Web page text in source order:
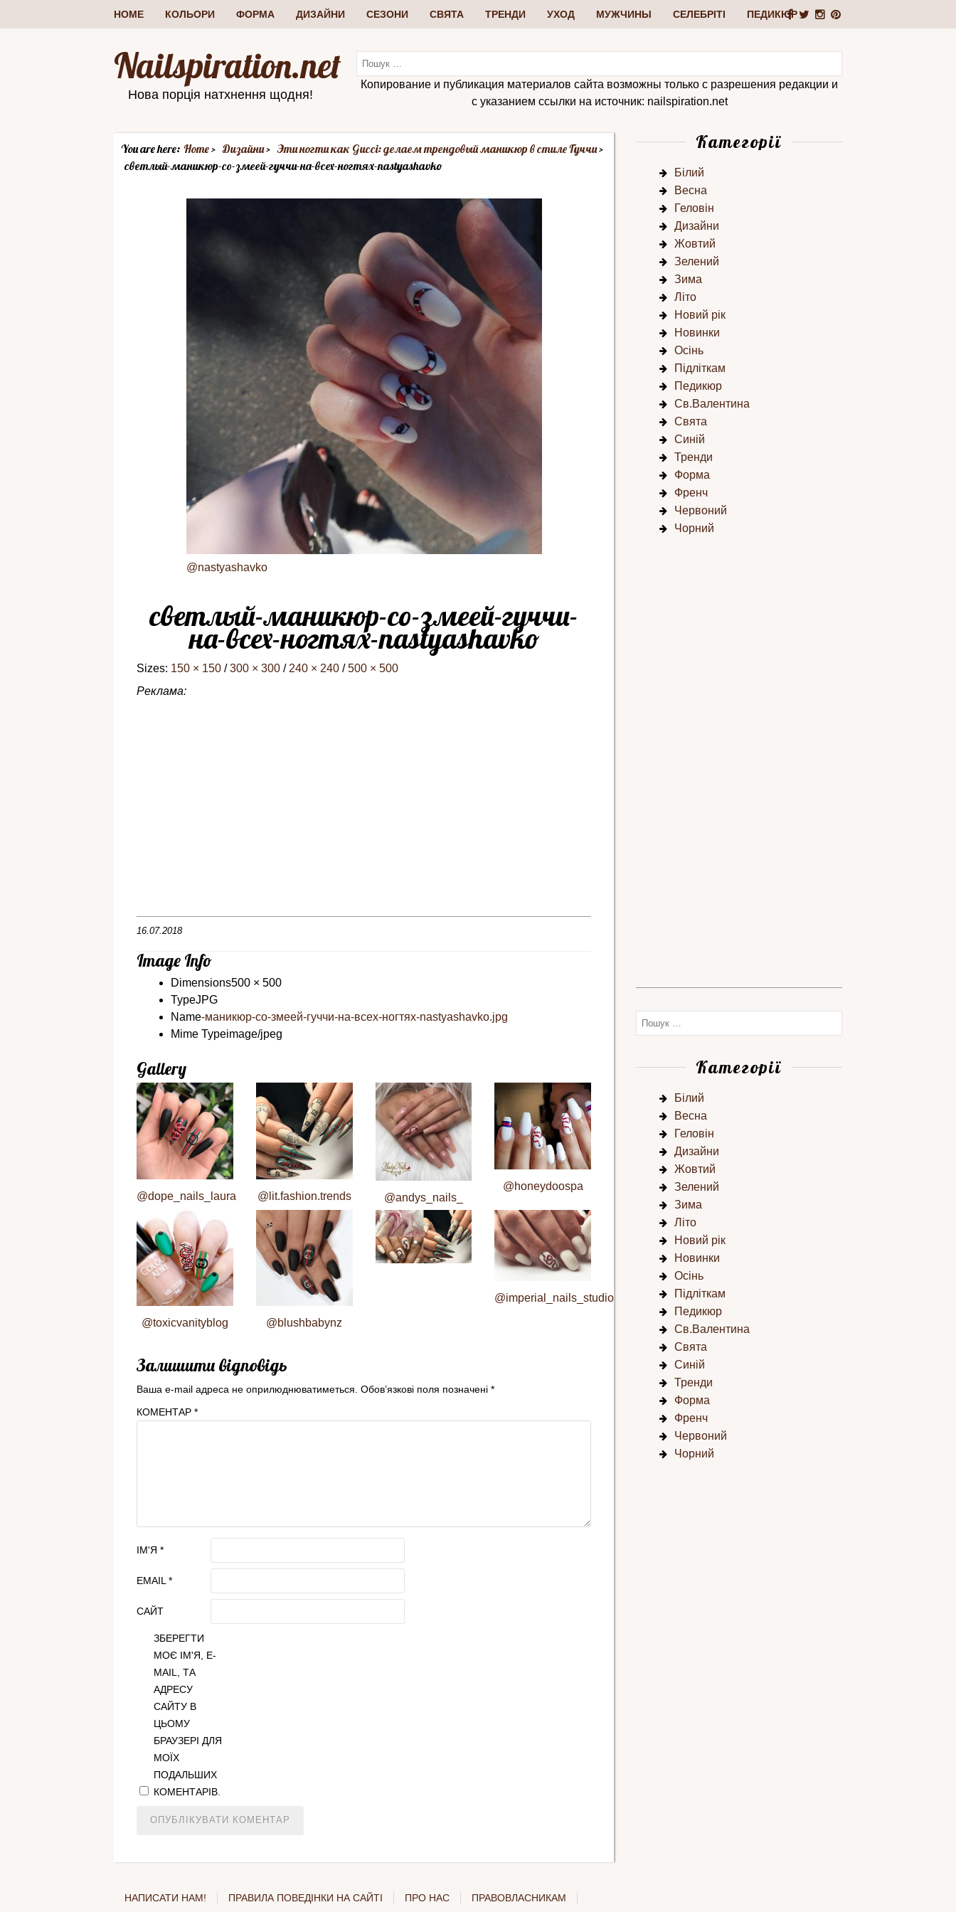
HOME КОЛЬОРИ ФОРМА ДИЗАЙНИ СЕЗОНИ СВЯТА ТРЕНДИ УХОД МУЖЧИНЫ СЕЛЕБРІТІ ПЕДИКЮР
Nailspiration.net
Нова порція натхнення щодня!
Копирование и публикация материалов сайта возможны только с разрешения редакции и
с указанием ссылки на источник: nailspiration.net
You are here: Home Дизайни
Эти ногти как Gucci: делаем трендовый маникюр в стиле Гуччи
светлый-маникюр-со-змеей-гуччи-на-всех-ногтях-nastyashavko
@nastyashavko
светлый-маникюр-со-змеей-гуччи-
на-всех-ногтях-nastyashavko
Sizes: 150 × 150 / 300 × 300 / 240 × 240 / 500 × 500
Реклама:
16.07.2018
Image Info
Dimensions500 × 500
TypeJPG
Name-маникюр-со-змеей-гуччи-на-всех-ногтях-nastyashavko.jpg
Mime Typeimage/jpeg
Gallery
@dope_nails_laura @lit.fashion.trends @andys_nails_
@honeydoospa
@toxicvanityblog @blushbabynz
@imperial_nails_studio
Залишити відповідь
Ваша e-mail адреса не оприлюднюватиметься. Обов’язкові поля позначені *
КОМЕНТАР *
ІМ'Я *
EMAIL*
САЙТ
ЗБЕРЕГТИ
МОЄ ІМ'Я, E-
MAIL, ТА
АДРЕСУ
САЙТУ В
ЦЬОМУ
БРАУЗЕРІ ДЛЯ
МОЇХ
ПОДАЛЬШИХ
КОМЕНТАРІВ.
Категорії
Білий
Весна
Геловін
Дизайни
Жовтий
Зелений
Зима
Літо
Новий рік
Новинки
Осінь
Підліткам
Педикюр
Св.Валентина
Свята
Синій
Тренди
Форма
Френч
Червоний
Чорний
Категорії
Білий
Весна
Геловін
Дизайни
Жовтий
Зелений
Зима
Літо
Новий рік
Новинки
Осінь
Підліткам
Педикюр
Св.Валентина
Свята
Синій
Тренди
Форма
Френч
Червоний
Чорний
НАПИСАТИ НАМ! ПРАВИЛА ПОВЕДІНКИ НА САЙТІ ПРО НАС ПРАВОВЛАСНИКАМ